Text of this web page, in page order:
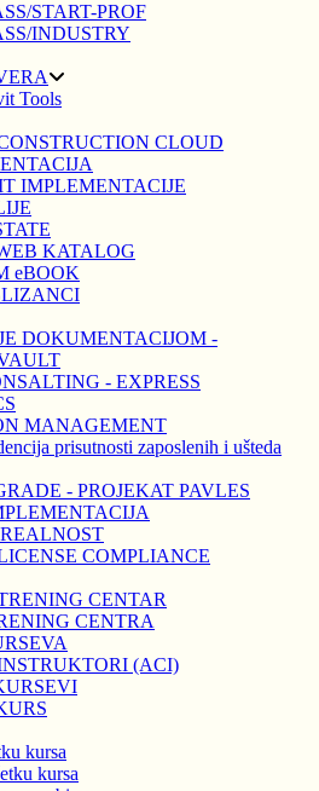
START-PROF
INDUSTRY
Tools
CLOUD
IMPLEMENTACIJE
KATALOG
eBOOK
DOKUMENTACIJOM -
- EXPRESS
MANAGEMENT
prisutnosti zaposlenih i ušteda
- PROJEKAT PAVLES
COMPLIANCE
CENTAR
CENTRA
(ACI)
kursa
kursa